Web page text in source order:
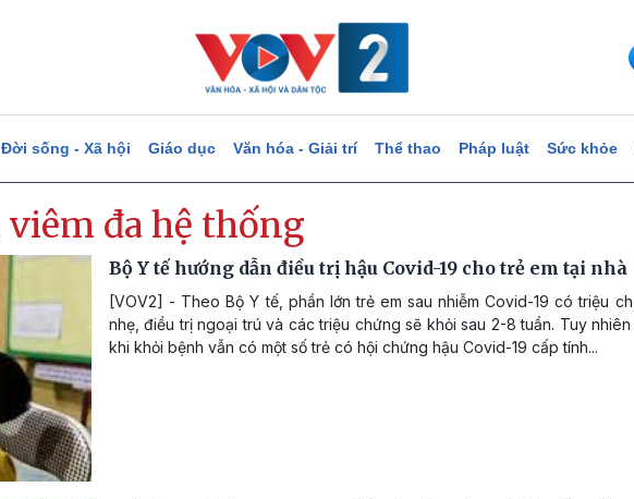
Đời sống - Xã hội Giáo dục Văn hóa - Giải trí Thể thao Pháp luật Sức khỏe
viêm đa hệ thống
Bộ Y tế hướng dẫn điều trị hậu Covid-19 cho trẻ em tại nhà
[VOV2] - Theo Bộ Y tế, phần lớn trẻ em sau nhiễm Covid-19 có triệu
nhẹ, điều trị ngoại trú và các triệu chứng sẽ khỏi sau 2-8 tuần. Tuy nhiên
khi khỏi bệnh vẫn có một số trẻ có hội chứng hậu Covid-19 cấp tính...